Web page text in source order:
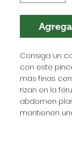
Consiga un
con este
más finas
rizan en la
abdomen
mantienen